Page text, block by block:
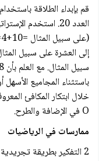
قم بإبداء الطلاقة
العدد 20. استخدم
إلى العشرة على سبيل
O في الإضافة والطرح.
ممارسات في الرياضيات
2 التفكير بطريقة تجريدية وكمية.